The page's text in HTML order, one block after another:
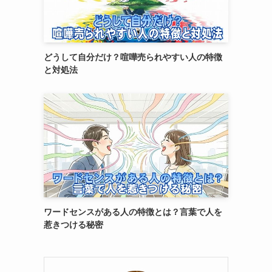
どうして自分だけ？喧嘩売られやすい人の特徴
と対処法
ワードセンスがある人の特徴とは？言葉で人を
惹きつける秘密